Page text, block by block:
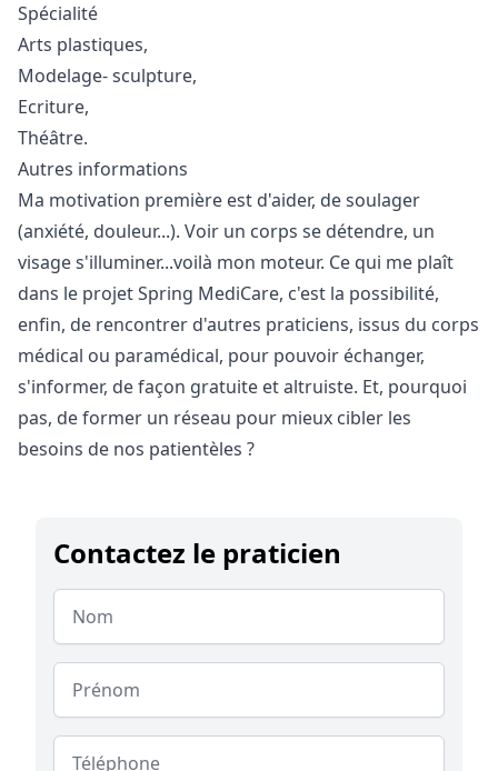
Spécialité
Arts plastiques,
Modelage- sculpture,
Ecriture,
Théâtre.
Autres informations
Ma motivation première est d'aider, de soulager
(anxiété, douleur...). Voir un corps se détendre, un
visage s'illuminer...voilà mon moteur. Ce qui me plaît
dans le projet Spring MediCare, c'est la possibilité,
enfin, de rencontrer d'autres praticiens, issus du corps
médical ou paramédical, pour pouvoir échanger,
s'informer, de façon gratuite et altruiste. Et, pourquoi
pas, de former un réseau pour mieux cibler les
besoins de nos patientèles ?
Contactez le praticien